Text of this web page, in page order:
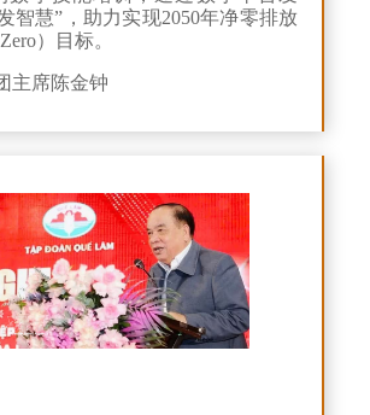
智慧”，助力实现2050年净零排放
Zero）目标。
主席陈金钟